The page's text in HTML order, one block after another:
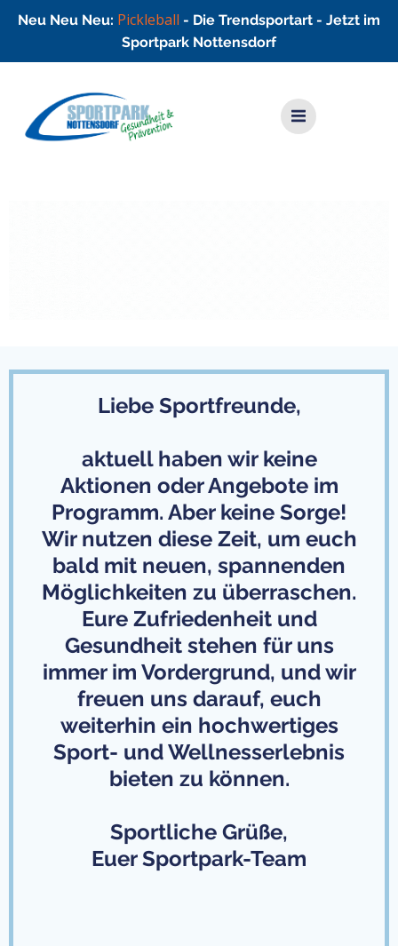
Neu Neu Neu: Pickleball - Die Trendsportart - Jetzt im
Sportpark Nottensdorf
Liebe Sportfreunde,
aktuell haben wir keine
Aktionen oder Angebote im
Programm. Aber keine Sorge!
Wir nutzen diese Zeit, um euch
bald mit neuen, spannenden
Möglichkeiten zu überraschen.
Eure Zufriedenheit und
Gesundheit stehen für uns
immer im Vordergrund, und wir
freuen uns darauf, euch
weiterhin ein hochwertiges
Sport- und Wellnesserlebnis
bieten zu können.
Sportliche Grüße,
Euer Sportpark-Team